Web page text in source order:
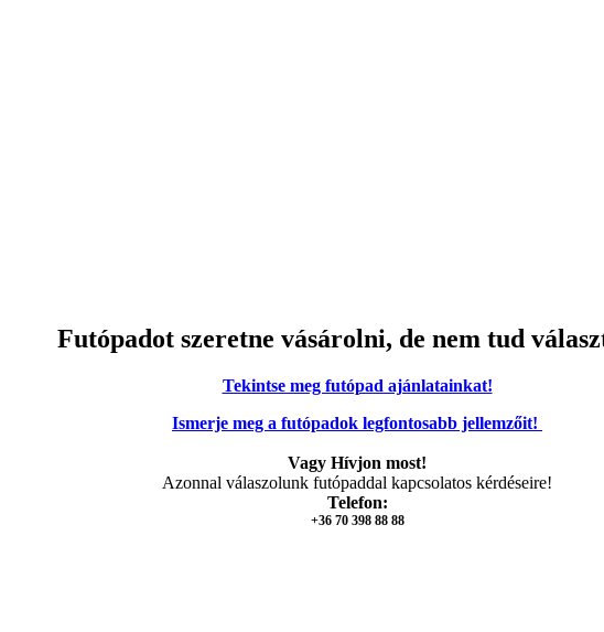
Futópadot szeretne vásárolni, de nem tud
Tekintse meg futópad ajánlatainkat!
Ismerje meg a futópadok legfontosabb jellemzőit!
Vagy Hívjon most!
Azonnal válaszolunk futópaddal kapcsolatos kérdéseire!
Telefon:
+36 70 398 88 88